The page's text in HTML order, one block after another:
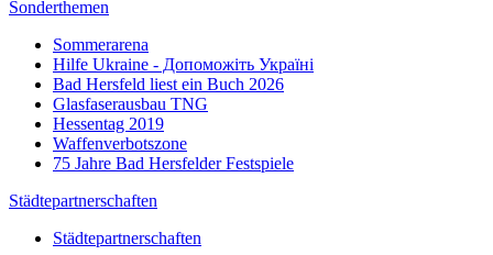
Sonderthemen
Sommerarena
Hilfe Ukraine - Допоможіть Україні
Bad Hersfeld liest ein Buch 2026
Glasfaserausbau TNG
Hessentag 2019
Waffenverbotszone
75 Jahre Bad Hersfelder Festspiele
Städtepartnerschaften
Städtepartnerschaften